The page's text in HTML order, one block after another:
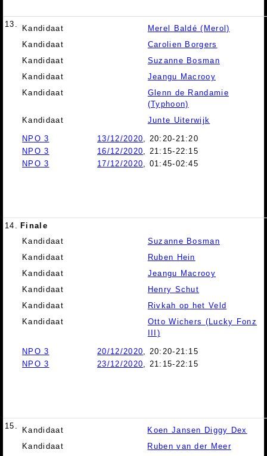
13. Kandidaat
Merel Baldé (Merol)
Kandidaat
Carolien Borgers
Kandidaat
Suzanne Bosman
Kandidaat
Jeangu Macrooy
Kandidaat
Glenn de Randamie
(Typhoon)
Kandidaat
Junte Uiterwijk
NPO 3 13/12/2020, 20:20-21:20
NPO 3
16/12/2020, 21:15-22:15
NPO 3
17/12/2020, 01:45-02:45
14. Finale
Kandidaat
Suzanne Bosman
Kandidaat
Ruben Hein
Kandidaat
Jeangu Macrooy
Kandidaat
Henry Schut
Kandidaat
Rivkah op het Veld
Kandidaat
Otto Wichers (Lucky Fonz
III)
NPO 3 20/12/2020, 20:20-21:15
NPO 3
23/12/2020, 21:15-22:15
15. Kandidaat
Koen Jansen Diggy Dex
Kandidaat
Ruben van der Meer